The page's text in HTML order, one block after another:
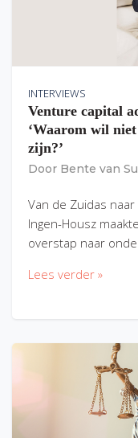
INTERVIEWS
Venture capital
‘Waarom wil
zijn?’
Door Bente van
Van de Zuidas
Ingen-Housz
overstap naar
Lees verder »